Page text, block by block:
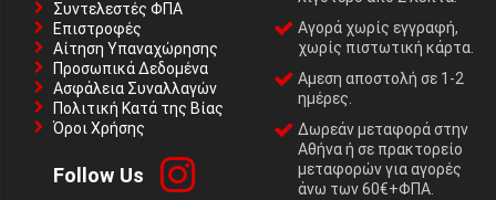
Συντελεστές ΦΠΑ
Επιστροφές
Αίτηση Υπαναχώρησης
Προσωπικά Δεδομένα
Ασφάλεια Συναλλαγών
Πολιτική Κατά της Βίας
Όροι Χρήσης
Follow Us
Αγορά χωρίς εγγραφή,
χωρίς πιστωτική κάρτα.
Αμεση αποστολή σε 1-2
ημέρες.
Δωρεάν μεταφορά στην
Αθήνα ή σε πρακτορείο
μεταφορών για αγορές
άνω των 60€+ΦΠΑ.